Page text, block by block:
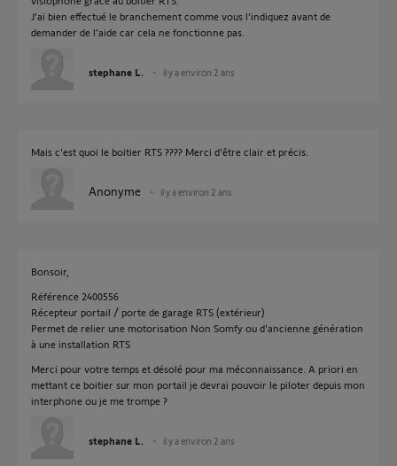
J’ai bien effectué le branchement comme vous l’indiquez avant de
demander de l’aide car cela ne fonctionne pas.
stephane L. il y a environ 2 ans
Mais c'est quoi le boitier RTS ???? Merci d'être clair et précis.
Anonyme il y a environ 2 ans
Bonsoir,
Référence 2400556
Récepteur portail / porte de garage RTS (extérieur)
Permet de relier une motorisation Non Somfy ou d'ancienne génération
à une installation RTS
Merci pour votre temps et désolé pour ma méconnaissance. A priori en
mettant ce boitier sur mon portail je devrai pouvoir le piloter depuis mon
interphone ou je me trompe ?
stephane L. il y a environ 2 ans